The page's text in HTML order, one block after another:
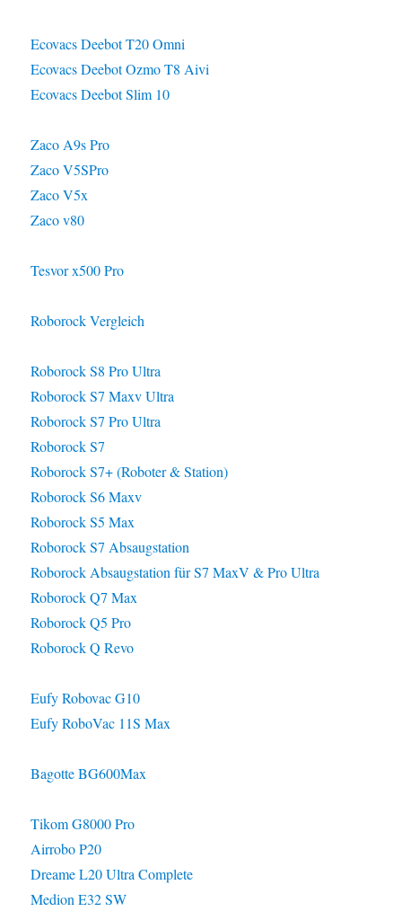
Ecovacs Deebot T20 Omni
Ecovacs Deebot Ozmo T8 Aivi
Ecovacs Deebot Slim 10
Zaco A9s Pro
Zaco V5SPro
Zaco V5x
Zaco v80
Tesvor x500 Pro
Roborock Vergleich
Roborock S8 Pro Ultra
Roborock S7 Maxv Ultra
Roborock S7 Pro Ultra
Roborock S7
Roborock S7+ (Roboter & Station)
Roborock S6 Maxv
Roborock S5 Max
Roborock S7 Absaugstation
Roborock Absaugstation für S7 MaxV & Pro Ultra
Roborock Q7 Max
Roborock Q5 Pro
Roborock Q Revo
Eufy Robovac G10
Eufy RoboVac 11S Max
Bagotte BG600Max
Tikom G8000 Pro
Airrobo P20
Dreame L20 Ultra Complete
Medion E32 SW